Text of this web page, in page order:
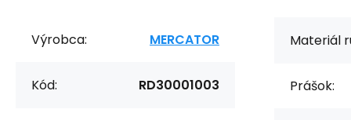
Výrobca: MERCATOR
Kód: RD30001003
Materiál
Prášok: